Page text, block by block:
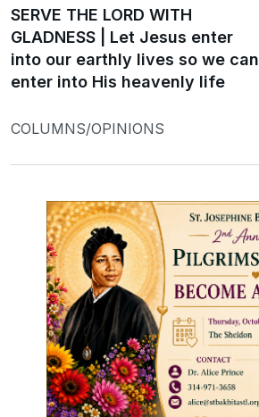
SERVE THE LORD WITH
GLADNESS | Let Jesus enter
into our earthly lives so we can
enter into His heavenly life
COLUMNS/OPINIONS